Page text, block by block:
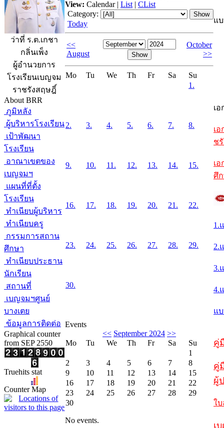
ว่าที่ ร.ต.เกชา
กลิ่นเพ็ง
ผู้อำนวยการ
โรงเรียนเบญจม
ราชรังสฤษฎิ์
About BRR
ภูมิหลัง
ผู้บริหารโรงเรียน
เป้าพัฒนา
โรงเรียน
อาณาเขตของ
เบญจมฯ
แผนที่ที่ตั้ง
โรงเรียน
ทำเนียบผู้บริหาร
ทำเนียบครู
กรรมการสถาน
ศึกษา
ทำเนียบประธาน
นักเรียน
สถานที่
เบญจมฯศูนย์
บางเตย
ข้อมูลการติดต่อ
Graphical counter
from SEP 2550
Truehits stat
Counter Map
View: Calendar| List | CList
Category:
Today
<<
August
October
>>
Mo Tu We Th Fr Sa
Su
1.
2. 3. 4. 5. 6. 7. 8.
9. 10. 11. 12. 13. 14. 15.
16. 17. 18. 19. 20. 21. 22.
23. 24. 25. 26. 27. 28. 29.
30.
Events
<< September 2024 >>
Mo
Tu We Th Fr Sa
Su
1
2
3 4 5 6 7
8
9
10 11 12 13 14
15
16
17 18 19 20 21
22
23
24 25 26 27 28
29
30
No events.
แ
เ
เ
ช
เ
ศึ
1.
2.
3.
4.
แ
คู่
คู่
ผู้
ใ
เ